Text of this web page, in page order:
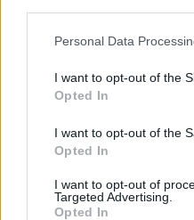
Personal Data
I want to opt-out of the
Opted In
I want to opt-out of the
Opted In
I want to opt-out of
Targeted Advertising.
Opted In